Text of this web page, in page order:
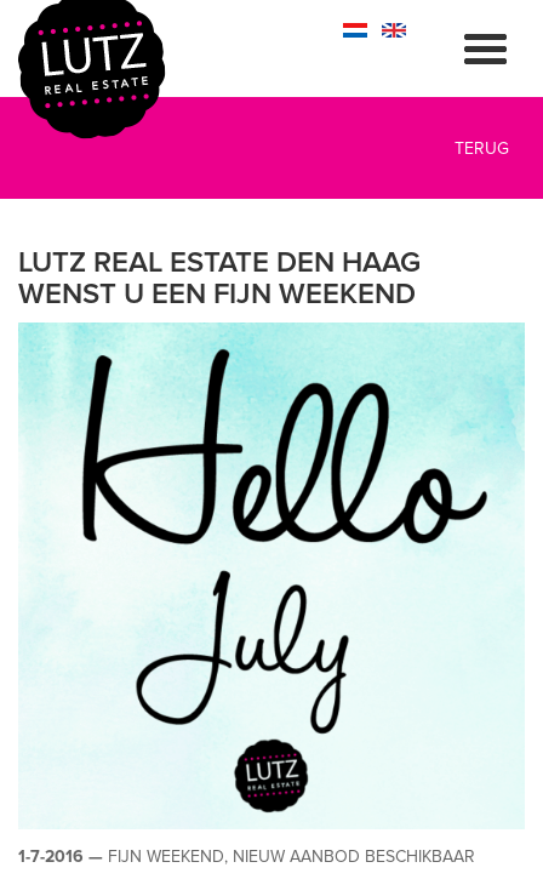
TERUG
LUTZ REAL ESTATE DEN HAAG
WENST U EEN FIJN WEEKEND
1-7-2016 — FIJN WEEKEND, NIEUW AANBOD BESCHIKBAAR